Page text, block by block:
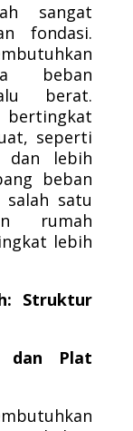
sangat
fondasi.
beban
berat.
seperti
lebih
beban
satu
rumah
lebih
Struktur
dan Plat